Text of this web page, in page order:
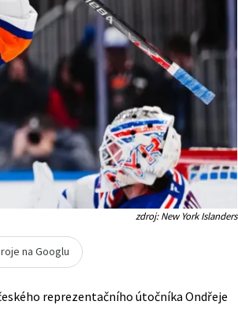
zdroj: New York Islanders
na Googlu
reprezentačního útočníka Ondřeje